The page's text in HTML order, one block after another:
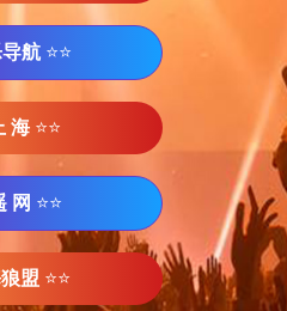
航 ⭐⭐
海 ⭐⭐
网 ⭐⭐
狼盟 ⭐⭐